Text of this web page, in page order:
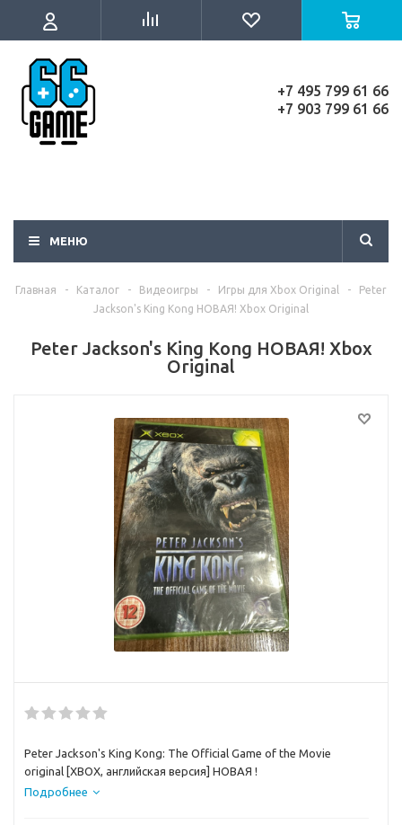
+7 495 799 61 66
+7 903 799 61 66
МЕНЮ
Главная - Каталог - Видеоигры - Игры для Xbox Original -
Peter
Jackson's King Kong НОВАЯ! Xbox Original
Peter Jackson's King Kong НОВАЯ! Xbox
Original
Peter Jackson's King Kong: The Official Game of the Movie
original [XBOX, английская версия] НОВАЯ !
Подробнее